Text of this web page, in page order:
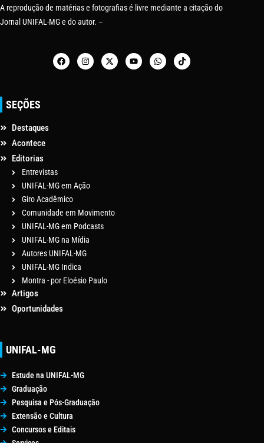
A reprodução de matérias e fotografias é livre mediante a citação do
Jornal UNIFAL-MG e do autor. –
SEÇÕES
Destaques
Acontece
Editorias
Entrevistas
UNIFAL-MG em Ação
Giro Acadêmico
Comunidade em Movimento
UNIFAL-MG em Podcasts
UNIFAL-MG na Mídia
Autores UNIFAL-MG
UNIFAL-MG Indica
Montra - por Eloésio Paulo
Artigos
Oportunidades
UNIFAL-MG
Estude na UNIFAL-MG
Graduação
Pesquisa e Pós-Graduação
Extensão e Cultura
Concursos e Editais